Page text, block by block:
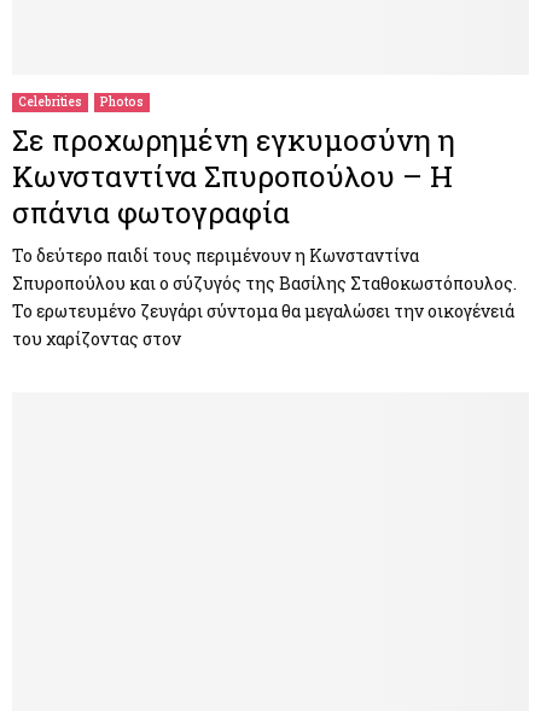
Celebrities Photos
Σε προχωρημένη εγκυμοσύνη η
Κωνσταντίνα Σπυροπούλου – Η
σπάνια φωτογραφία
Το δεύτερο παιδί τους περιμένουν η Κωνσταντίνα
Σπυροπούλου και ο σύζυγός της Βασίλης Σταθοκωστόπουλος.
Το ερωτευμένο ζευγάρι σύντομα θα μεγαλώσει την οικογένειά
του χαρίζοντας στον